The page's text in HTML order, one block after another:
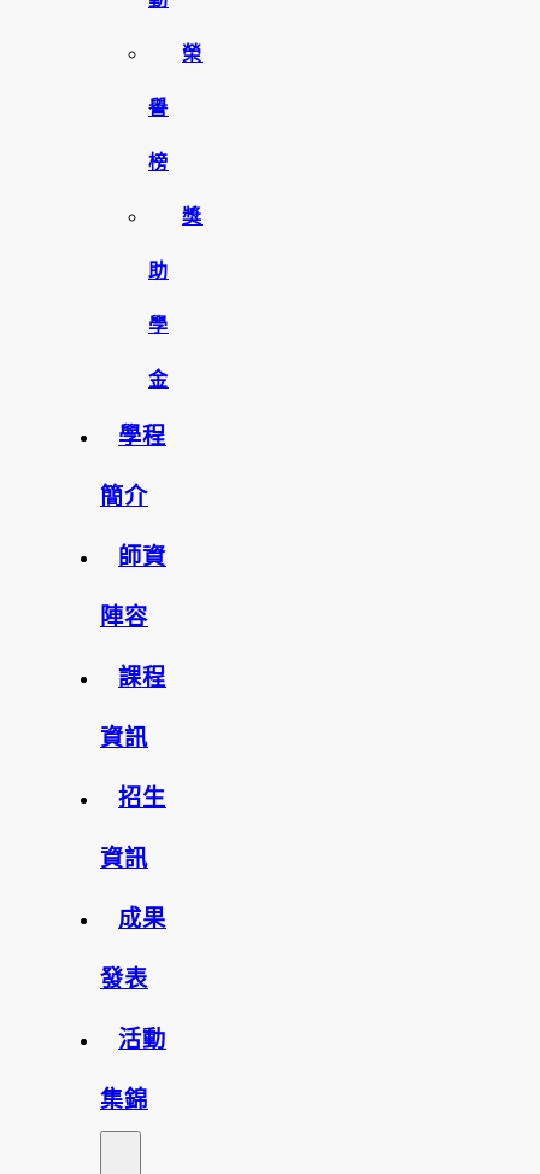
榮
譽
榜
獎
助
學
金
學程
簡介
師資
陣容
課程
資訊
招生
資訊
成果
發表
活動
集錦